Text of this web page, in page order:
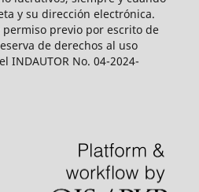
y su dirección electrónica.
previo por escrito de
de derechos al uso
INDAUTOR No. 04-2024-